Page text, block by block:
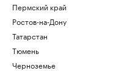
Пермский край
Ростов-на-Дону
Татарстан
Тюмень
Черноземье